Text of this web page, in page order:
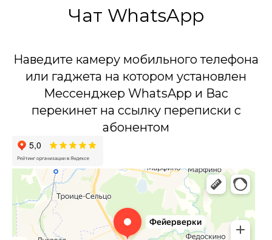
Чат WhatsApp
Наведите камеру мобильного телефона
или гаджета на котором установлен
Мессенджер WhatsApp и Вас
перекинет на ссылку переписки с
абонентом